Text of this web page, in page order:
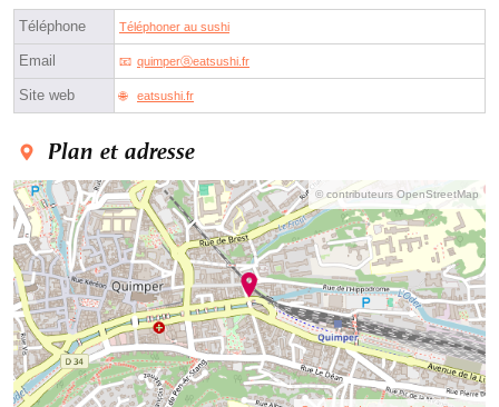
Téléphone Téléphoner au sushi
Email quimperⓐeatsushi.fr
Site web eatsushi.fr
Plan et adresse
© contributeurs OpenStreetMap